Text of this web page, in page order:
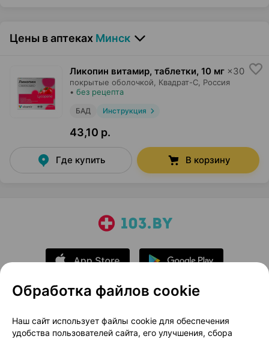
Цены в аптеках Минск
Ликопин витамир, таблетки, 10 мг ×30
покрытые оболочкой, Квадрат-С, Россия
• без рецепта
БАД Инструкция
43,10 р.
Где купить В корзину
О проекте
Новости проекта
Размещение рекламы
Медицинский маркетинг
Обработка файлов cookie
Наш сайт использует файлы cookie для обеспечения
удобства пользователей сайта, его улучшения, сбора